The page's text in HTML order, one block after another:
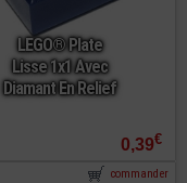
LEGO® Plate
Lisse 1x1 Avec
Diamant En Relief
0,39€
commander